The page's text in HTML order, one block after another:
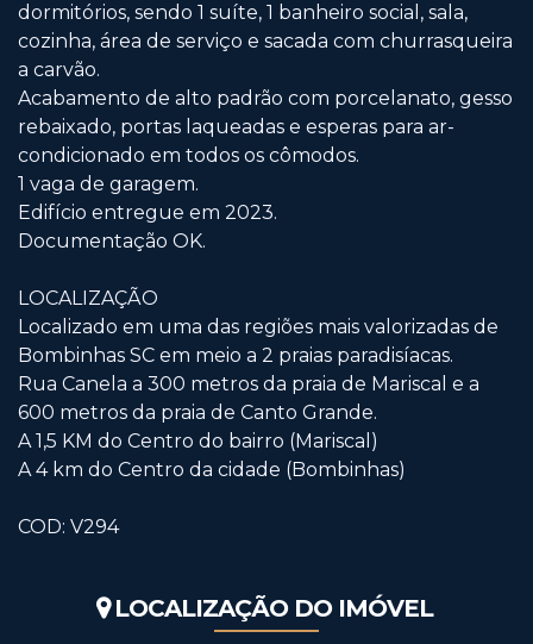
dormitórios, sendo 1 suíte, 1 banheiro social, sala,
cozinha, área de serviço e sacada com churrasqueira
a carvão.
Acabamento de alto padrão com porcelanato, gesso
rebaixado, portas laqueadas e esperas para ar-
condicionado em todos os cômodos.
1 vaga de garagem.
Edifício entregue em 2023.
Documentação OK.
LOCALIZAÇÃO
Localizado em uma das regiões mais valorizadas de
Bombinhas SC em meio a 2 praias paradisíacas.
Rua Canela a 300 metros da praia de Mariscal e a
600 metros da praia de Canto Grande.
A 1,5 KM do Centro do bairro (Mariscal)
A 4 km do Centro da cidade (Bombinhas)
COD: V294
LOCALIZAÇÃO DO IMÓVEL